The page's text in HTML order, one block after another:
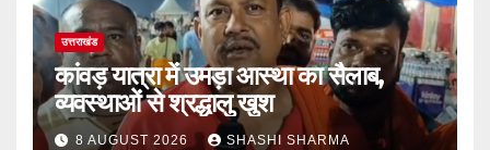
उत्तराखंड
कांवड़ यात्रा में उमड़ा आस्था का सैलाब,
व्यवस्थाओं से श्रद्धालु खुश
8 AUGUST 2026 SHASHI SHARMA